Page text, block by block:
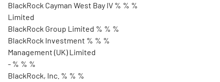
BlackRock Cayman West Bay IV % % %
Limited
BlackRock Group Limited % % %
BlackRock Investment % % %
Management (UK) Limited
- % % %
BlackRock, Inc. % % %